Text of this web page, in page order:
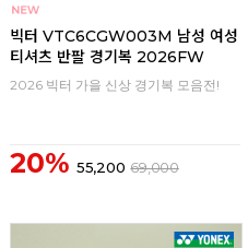
빅터 VTC6CGW003M 남성 여성
티셔츠 반팔 경기복 2026FW
2026 빅터 가을 신상 경기복 모음전!
20% 55,200 69,000